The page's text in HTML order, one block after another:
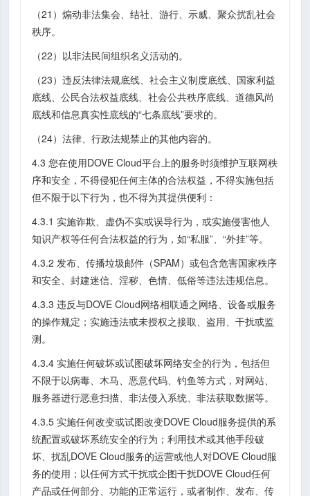
（21）煽动非法集会、结社、游行、示威、聚众扰乱社会
秩序。
（22）以非法民间组织名义活动的。
（23）违反法律法规底线、社会主义制度底线、国家利益
底线、公民合法权益底线、社会公共秩序底线、道德风尚
底线和信息真实性底线的“七条底线”要求的。
（24）法律、行政法规禁止的其他内容的。
4.3 您在使用DOVE Cloud平台上的服务时须维护互联网秩
序和安全，不得侵犯任何主体的合法权益，不得实施包括
但不限于以下行为，也不得为其提供便利：
4.3.1 实施诈欺、虚伪不实或误导行为，或实施侵害他人
知识产权等任何合法权益的行为，如“私服”、“外挂”等。
4.3.2 发布、传播垃圾邮件（SPAM）或包含危害国家秩序
和安全、封建迷信、淫秽、色情、低俗等违法违规信息。
4.3.3 违反与DOVE Cloud网络相联通之网络、设备或服务
的操作规定；实施违法或未授权之接取、盗用、干扰或监
测。
4.3.4 实施任何破坏或试图破坏网络安全的行为，包括但
不限于以病毒、木马、恶意代码、钓鱼等方式，对网站、
服务器进行恶意扫描、非法侵入系统、非法获取数据等。
4.3.5 实施任何改变或试图改变DOVE Cloud服务提供的系
统配置或破坏系统安全的行为；利用技术或其他手段破
坏、扰乱DOVE Cloud服务的运营或他人对DOVE Cloud服
务的使用；以任何方式干扰或企图干扰DOVE Cloud任何
产品或任何部分、功能的正常运行，或者制作、发布、传